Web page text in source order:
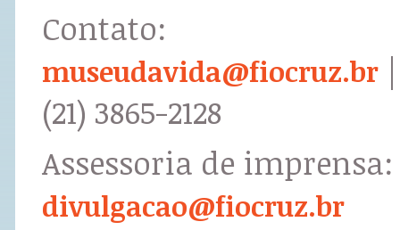
Contato:
museudavida@fiocruz.br |
(21) 3865-2128
Assessoria de imprensa:
divulgacao@fiocruz.br